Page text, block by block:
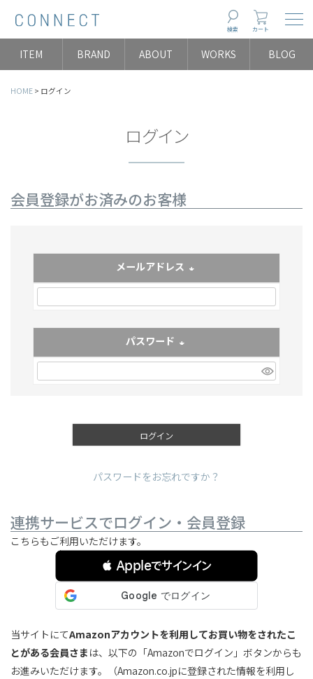
検索 カート
ITEM BRAND ABOUT WORKS BLOG
HOME ログイン
ログイン
会員登録がお済みのお客様
メールアドレス
(必須)
パスワード
(必須)
ログイン
パスワードをお忘れですか？
連携サービスでログイン・会員登録
こちらもご利用いただけます。
 Appleでサインイン
当サイトにてAmazonアカウントを利用してお買い物をされたこ
とがある会員さま は、以下の「Amazonでログイン」ボタンからも
お進みいただけます。（Amazon.co.jpに登録された情報を利用し